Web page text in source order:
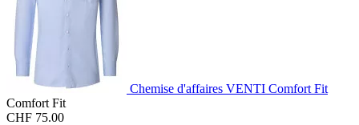
Chemise d'affaires VENTI Comfort Fit
Comfort Fit
CHF 75.00